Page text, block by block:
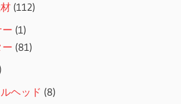
(112)
(1)
(81)
ヘッド (8)